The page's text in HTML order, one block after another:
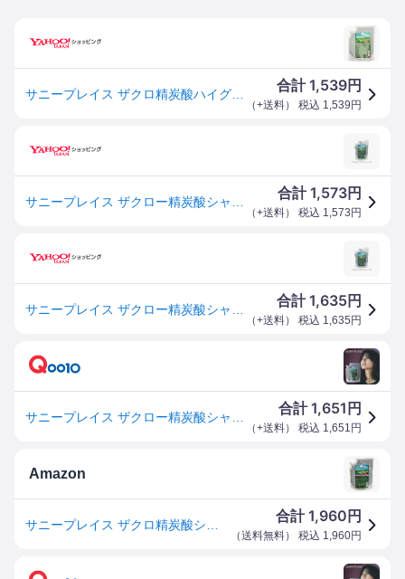
合計1,539円
（+送料） 税込 1,539 円
合計1,573円
（+送料） 税込 1,573 円
合計1,635円
（+送料） 税込 1,635 円
合計1,651 円
（+送料） 税込 1,651 円
Amazon
合計1,960 円
（送料無料） 税込 1,960円